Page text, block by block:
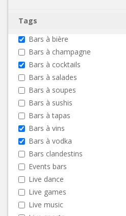
Tags
Bars à bière
Bars à champagne
Bars à cocktails
Bars à salades
Bars à soupes
Bars à sushis
Bars à tapas
Bars à vins
Bars à vodka
Bars clandestins
Events bars
Live dance
Live games
Live music